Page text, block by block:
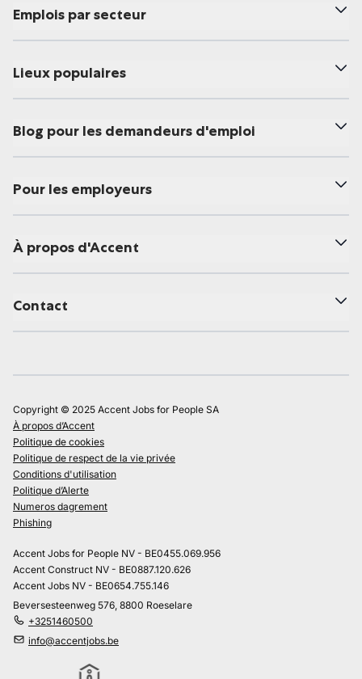
Emplois par secteur
Lieux populaires
Blog pour les demandeurs d'emploi
Pour les employeurs
À propos d'Accent
Contact
Copyright © 2025 Accent Jobs for People SA
À propos d’Accent
Politique de cookies
Politique de respect de la vie privée
Conditions d'utilisation
Politique d’Alerte
Numeros dagrement
Phishing
Accent Jobs for People NV - BE0455.069.956
Accent Construct NV - BE0887.120.626
Accent Jobs NV - BE0654.755.146
Beversesteenweg 576, 8800 Roeselare
+3251460500
info@accentjobs.be